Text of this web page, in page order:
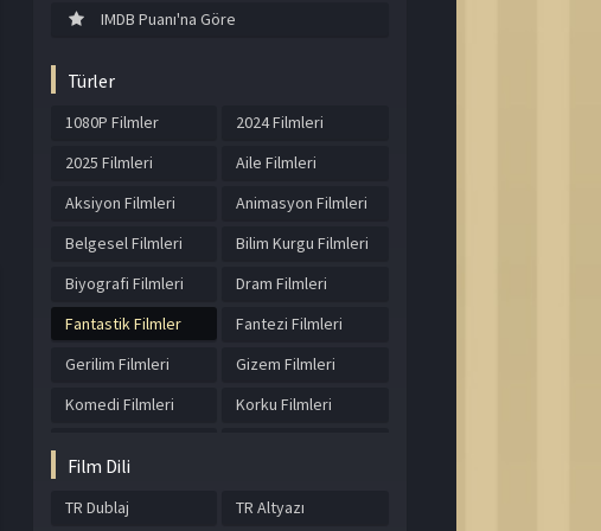
IMDB Puanı'na Göre
Türler
1080P Filmler
2024 Filmleri
2025 Filmleri
Aile Filmleri
Aksiyon Filmleri
Animasyon Filmleri
Belgesel Filmleri
Bilim Kurgu Filmleri
Biyografi Filmleri
Dram Filmleri
Fantastik Filmler
Fantezi Filmleri
Gerilim Filmleri
Gizem Filmleri
Komedi Filmleri
Korku Filmleri
Film Dili
TR Dublaj TR Altyazı